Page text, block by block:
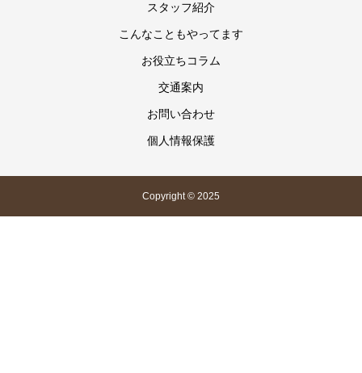
スタッフ紹介
こんなこともやってます
お役立ちコラム
交通案内
お問い合わせ
個人情報保護
Copyright © 2025